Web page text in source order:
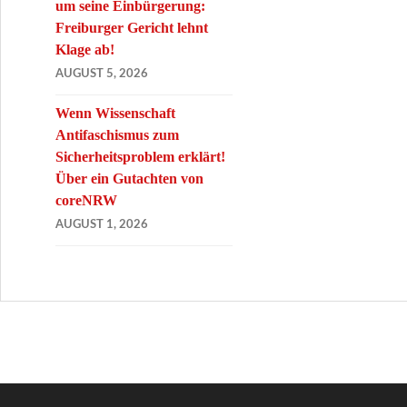
um seine Einbürgerung:
Freiburger Gericht lehnt
Klage ab!
AUGUST 5, 2026
Wenn Wissenschaft
Antifaschismus zum
Sicherheitsproblem erklärt!
Über ein Gutachten von
coreNRW
AUGUST 1, 2026